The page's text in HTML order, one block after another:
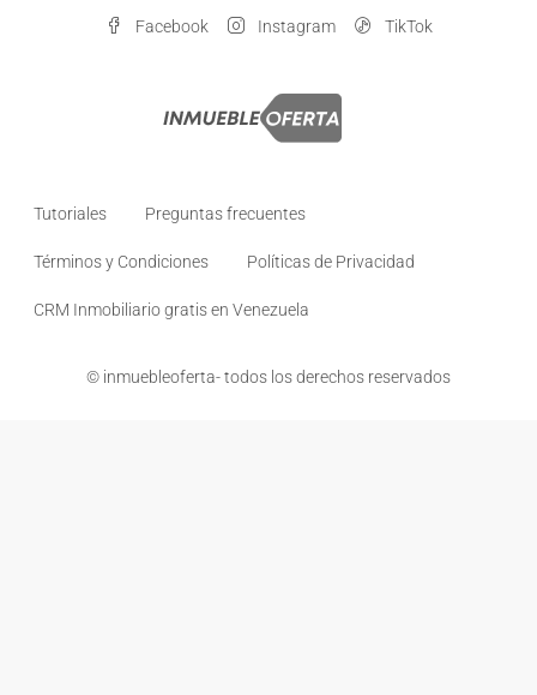
Facebook Instagram TikTok
Tutoriales Preguntas frecuentes
Términos y Condiciones Políticas de Privacidad
CRM Inmobiliario gratis en Venezuela
© inmuebleoferta- todos los derechos reservados